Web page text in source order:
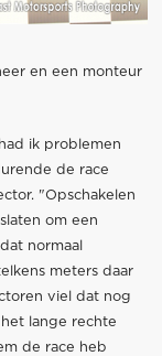
en een monteur
ik problemen
de race
"Opschakelen
om een
normaal
meters daar
viel dat nog
lange rechte
de race heb